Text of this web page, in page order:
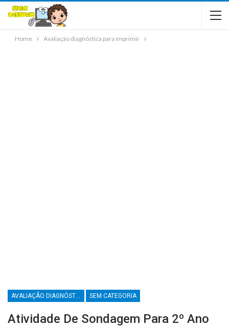
Home Avaliação diagnóstica para imprimir
AVALIAÇÃO DIAGNÓSTICA PARA IMPRIMIR SEM CATEGORIA
Atividade De Sondagem Para 2º Ano